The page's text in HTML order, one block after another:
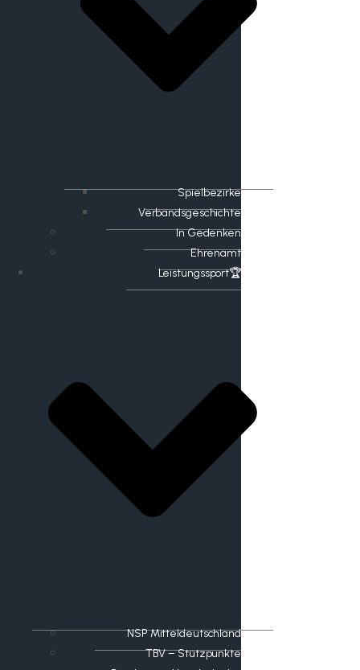
Spielbezirke
Verbandsgeschichte
In Gedenken
Ehrenamt
​Leistungssport🏆
NSP Mitteldeutschland
TBV – Stützpunkte